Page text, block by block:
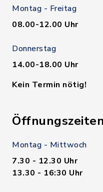
Montag - Freitag
08.00-12.00 Uhr
Donnerstag
14.00-18.00 Uhr
Kein Termin nötig!
Montag - Mittwoch
7.30 - 12.30 Uhr
13.30 - 16:30 Uhr